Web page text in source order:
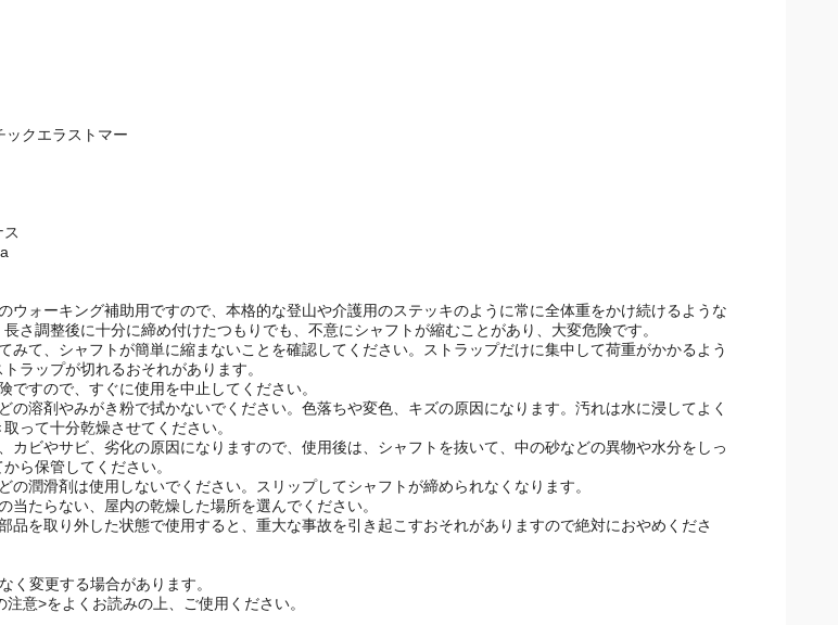
クエラストマー
ウォーキング補助用ですので、本格的な登山や介護用のステッキのように常に全体重をかけ続けるような
さ調整後に十分に締め付けたつもりでも、不意にシャフトが縮むことがあり、大変危険です。
みて、シャフトが簡単に縮まないことを確認してください。ストラップだけに集中して荷重がかかるよう
ラップが切れるおそれがあります。
ですので、すぐに使用を中止してください。
の溶剤やみがき粉で拭かないでください。色落ちや変色、キズの原因になります。汚れは水に浸してよく
って十分乾燥させてください。
カビやサビ、劣化の原因になりますので、使用後は、シャフトを抜いて、中の砂などの異物や水分をしっ
から保管してください。
の潤滑剤は使用しないでください。スリップしてシャフトが締められなくなります。
当たらない、屋内の乾燥した場所を選んでください。
品を取り外した状態で使用すると、重大な事故を引き起こすおそれがありますので絶対におやめくださ
く変更する場合があります。